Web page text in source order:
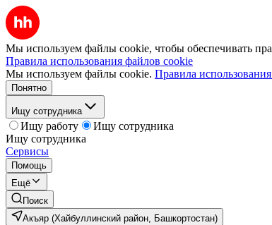
Мы используем файлы cookie, чтобы обеспечивать
Правила использования файлов cookie
Мы используем файлы cookie. Правила
Понятно
Ищу сотрудника
Ищу работу
Ищу сотрудника
Ищу сотрудника
Сервисы
Помощь
Ещё
Поиск
Акъяр (Хайбуллинский район, Башкортостан)